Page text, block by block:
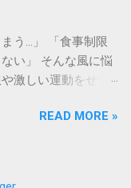
ませんか。実は、
るか」よりも「何
点です。 必要な栄
の身体は、食べた
た食事とは、炭水
体験はこちら] 健
いと感じることは
く身体を動かす習
。 実は、健康的な
工夫するだけで、
を動かすための具
う…」 「食事制限
い」 そんな風に悩
激しい運動をせず
と、理想のボディ
られるエクササイズ
READ MORE »